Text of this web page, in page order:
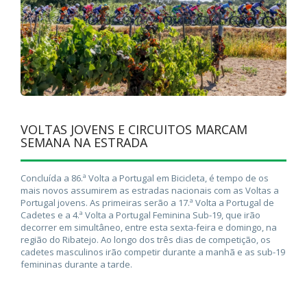
VOLTAS JOVENS E CIRCUITOS MARCAM
SEMANA NA ESTRADA
Concluída a 86.ª Volta a Portugal em Bicicleta, é tempo de os
mais novos assumirem as estradas nacionais com as Voltas a
Portugal jovens. As primeiras serão a 17.ª Volta a Portugal de
Cadetes e a 4.ª Volta a Portugal Feminina Sub-19, que irão
decorrer em simultâneo, entre esta sexta-feira e domingo, na
região do Ribatejo. Ao longo dos três dias de competição, os
cadetes masculinos irão competir durante a manhã e as sub-19
femininas durante a tarde.